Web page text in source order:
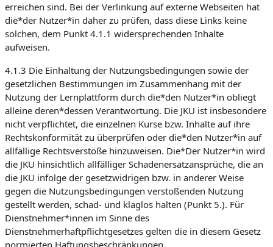
erreichen sind. Bei der Verlinkung auf externe Webseiten hat
die*der Nutzer*in daher zu prüfen, dass diese Links keine
solchen, dem Punkt 4.1.1 widersprechenden Inhalte
aufweisen.
4.1.3 Die Einhaltung der Nutzungsbedingungen sowie der
gesetzlichen Bestimmungen im Zusammenhang mit der
Nutzung der Lernplattform durch die*den Nutzer*in obliegt
alleine deren*dessen Verantwortung. Die JKU ist insbesondere
nicht verpflichtet, die einzelnen Kurse bzw. Inhalte auf ihre
Rechtskonformität zu überprüfen oder die*den Nutzer*in auf
allfällige Rechtsverstöße hinzuweisen. Die*Der Nutzer*in wird
die JKU hinsichtlich allfälliger Schadenersatzansprüche, die an
die JKU infolge der gesetzwidrigen bzw. in anderer Weise
gegen die Nutzungsbedingungen verstoßenden Nutzung
gestellt werden, schad- und klaglos halten (Punkt 5.). Für
Dienstnehmer*innen im Sinne des
Dienstnehmerhaftpflichtgesetzes gelten die in diesem Gesetz
normierten Haftungsbeschränkungen.